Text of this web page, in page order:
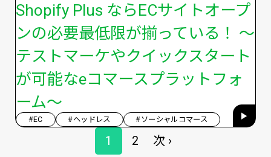
Shopify Plus ならECサイトオープ
ンの必要最低限が揃っている！ 〜
テストマーケやクイックスタート
が可能なeコマースプラットフォ
ーム〜
#EC #ヘッドレス #ソーシャルコマース
ペ
ペ
1
ペ
2
次
次 ›